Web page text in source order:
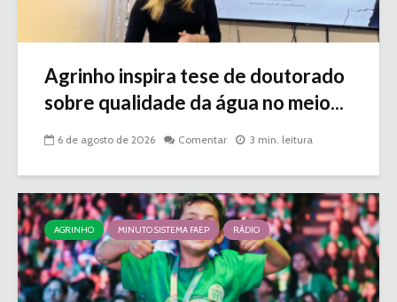
Agrinho inspira tese de doutorado
sobre qualidade da água no meio...
6 de agosto de 2026 Comentar 3 min. leitura
AGRINHO MINUTO SISTEMA FAEP RÁDIO